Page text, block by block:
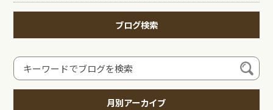
ブログ検索
月別アーカイブ